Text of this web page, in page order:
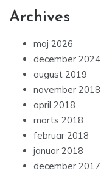
Archives
maj 2026
december 2024
august 2019
november 2018
april 2018
marts 2018
februar 2018
januar 2018
december 2017